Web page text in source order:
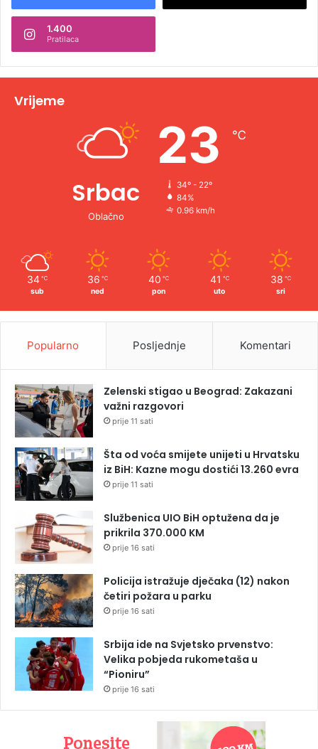
n
t
v
1.400
Pratilaca
Vrijeme
Srbac
Oblačno
23 ℃
34º - 22º
84%
0.96 km/h
34 ℃
sub
36 ℃
ned
40 ℃
pon
41 ℃
uto
38 ℃
sri
Popularno Posljednje Komentari
Zelenski stigao u Beograd: Zakazani
važni razgovori
prije 11 sati
Šta od voća smijete unijeti u Hrvatsku
iz BiH: Kazne mogu dostići 13.260 evra
prije 11 sati
Službenica UIO BiH optužena da je
prikrila 370.000 KM
prije 16 sati
Policija istražuje dječaka (12) nakon
četiri požara u parku
prije 16 sati
Srbija ide na Svjetsko prvenstvo:
Velika pobjeda rukometaša u
“Pioniru”
prije 16 sati